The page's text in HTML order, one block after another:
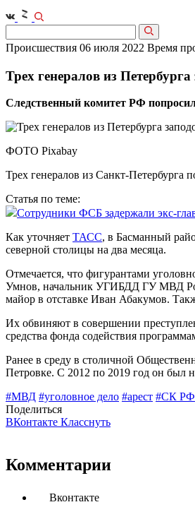
Происшествия 06 июля 2022 Время
Трех генералов из
Следственный комитет РФ
ФОТО Pixabay
Трех генералов из Санкт-Петербурга
Статья по теме:
Сотрудники ФСБ задержали экс-
Как уточняет ТАСС, в Басманный
северной столицы на два месяца.
Отмечается, что фигурантами
Умнов, начальник УГИБДД ГУ МВД
майор в отставке Иван Абакумов.
Их обвиняют в совершении
средства фонда содействия
Ранее в среду в столичной
Петровке. С 2012 по 2019 год он был
#МВД #уголовное дело #арест #СК РФ
Поделиться
ВКонтакте Класснуть
Комментарии
Вконтакте